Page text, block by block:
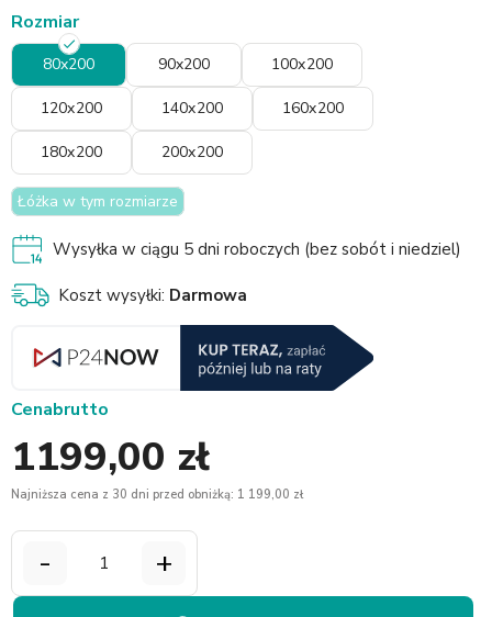
Rozmiar
80x200 90x200 100x200
120x200 140x200 160x200
180x200 200x200
Łóżka w tym rozmiarze
Wysyłka w ciągu 5 dni roboczych (bez sobót i niedziel)
Koszt wysyłki: Darmowa
Cenabrutto
1199,00 zł
Najniższa cena z 30 dni przed obniżką: 1 199,00 zł
- +